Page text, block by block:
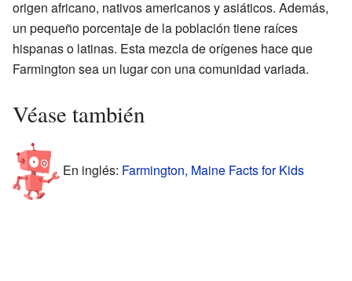
origen africano, nativos americanos y asiáticos. Además,
un pequeño porcentaje de la población tiene raíces
hispanas o latinas. Esta mezcla de orígenes hace que
Farmington sea un lugar con una comunidad variada.
Véase también
En inglés: Farmington, Maine Facts for Kids